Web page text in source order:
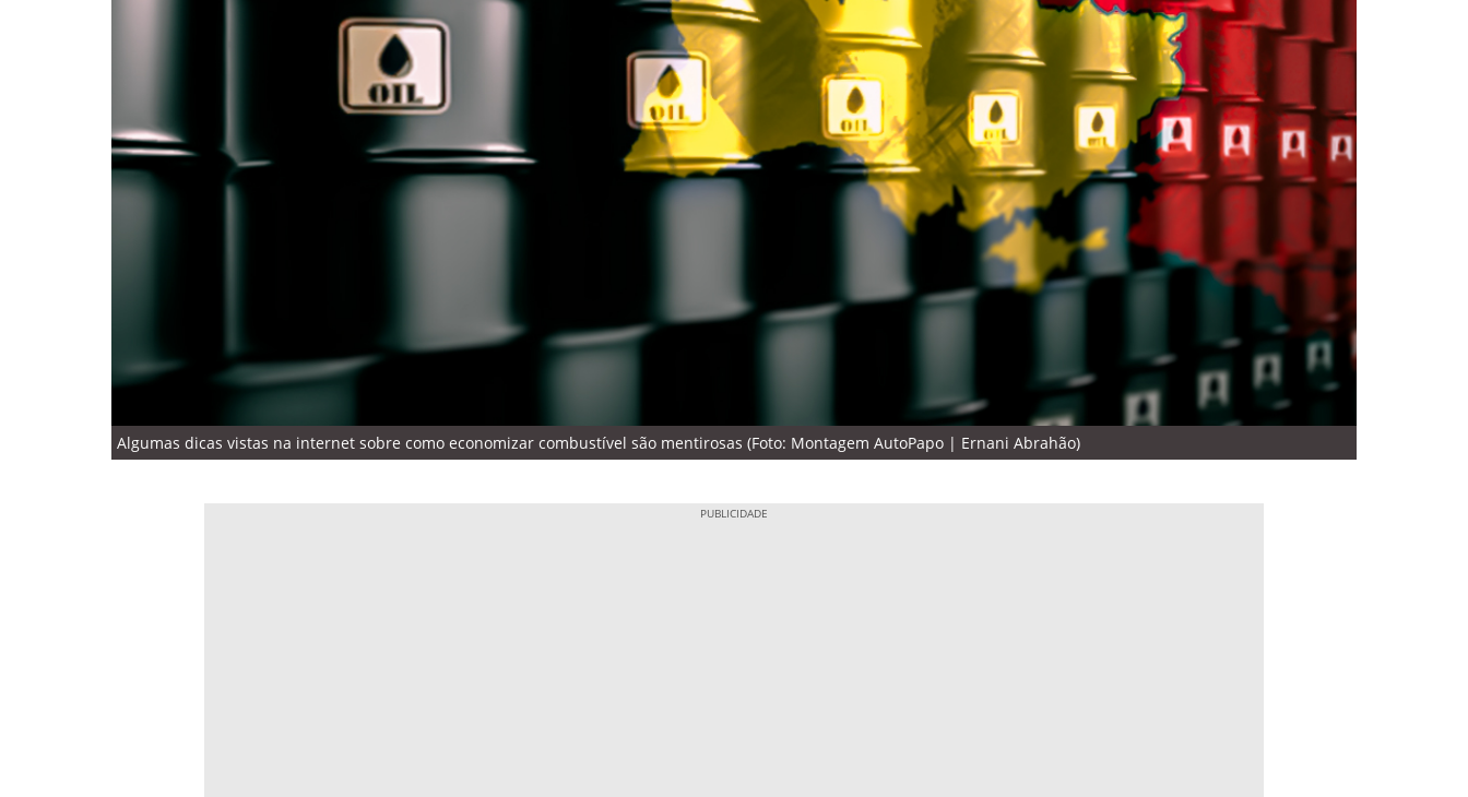
Algumas dicas vistas na internet sobre como economizar combustível são mentirosas (Foto: Montagem AutoPapo | Ernani Abrahão)